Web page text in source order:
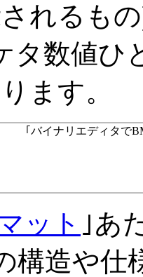
れるも
タ数値ひ
ます。
ット ｣あ
構造や